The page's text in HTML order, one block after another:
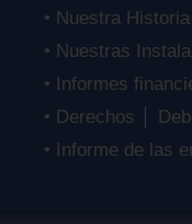
• Nuestra Historia
• Nuestras
• Informes
• Derechos │
• Informe de las